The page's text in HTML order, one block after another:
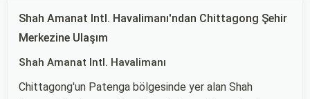
Shah Amanat Intl. Havalimanı'ndan Chittagong Şehir
Merkezine Ulaşım
Shah Amanat Intl. Havalimanı
Chittagong'un Patenga bölgesinde yer alan Shah